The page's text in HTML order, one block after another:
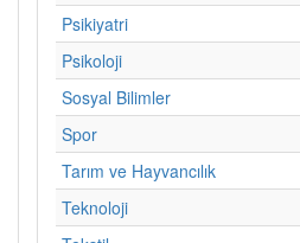
Psikiyatri
Psikoloji
Sosyal Bilimler
Spor
Tarım ve Hayvancılık
Teknoloji